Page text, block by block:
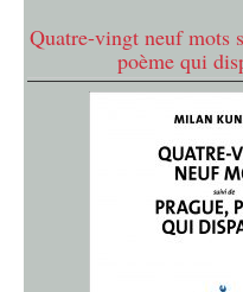
Quatre-vingt neuf mots
poème qui